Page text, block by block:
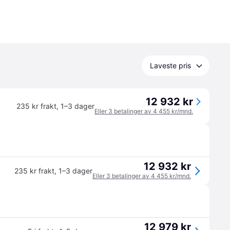
Laveste pris
235 kr frakt, 1–3 dager 12 932 kr
Eller 3 betalinger av 4 455 kr/mnd.
235 kr frakt, 1–3 dager 12 932 kr
Eller 3 betalinger av 4 455 kr/mnd.
12 979 kr